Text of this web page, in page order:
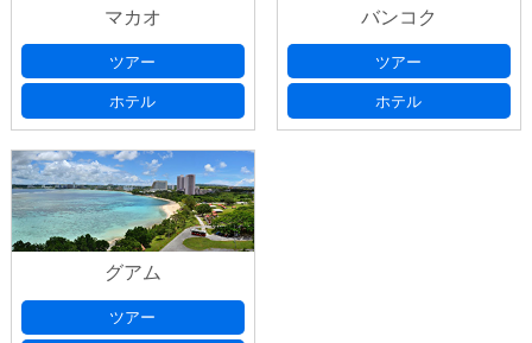
マカオ
ツアー
ホテル
バンコク
ツアー
ホテル
グアム
ツアー